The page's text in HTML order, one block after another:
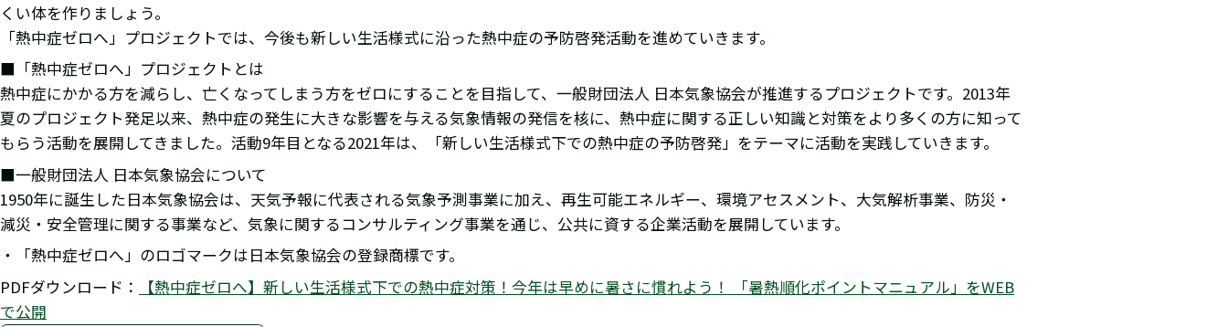
くい体を作りましょう。
「熱中症ゼロへ」プロジェクトでは、今後も新しい生活様式に沿った熱中症の予防啓発活動を進めていきます。
■「熱中症ゼロへ」プロジェクトとは
熱中症にかかる方を減らし、亡くなってしまう方をゼロにすることを目指して、一般財団法人 日本気象協会が推進するプロジェクトです。2013年
夏のプロジェクト発足以来、熱中症の発生に大きな影響を与える気象情報の発信を核に、熱中症に関する正しい知識と対策をより多くの方に知って
もらう活動を展開してきました。活動9年目となる2021年は、「新しい生活様式下での熱中症の予防啓発」をテーマに活動を実践していきます。
■一般財団法人 日本気象協会について
1950年に誕生した日本気象協会は、天気予報に代表される気象予測事業に加え、再生可能エネルギー、環境アセスメント、大気解析事業、防災・
減災・安全管理に関する事業など、気象に関するコンサルティング事業を通じ、公共に資する企業活動を展開しています。
・「熱中症ゼロへ」のロゴマークは日本気象協会の登録商標です。
PDFダウンロード：
【熱中症ゼロへ】新しい生活様式下での熱中症対策！今年は早めに暑さに慣れよう！ 「暑熱順化ポイントマニュアル」をWEB
で公開